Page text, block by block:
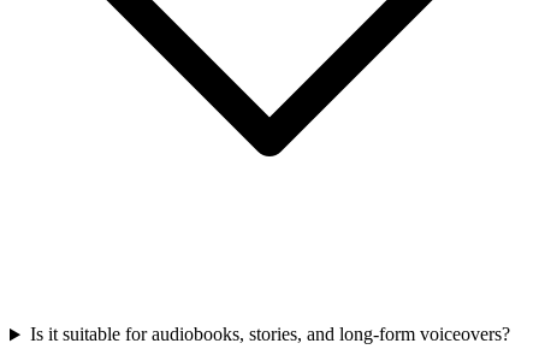
Is it suitable for audiobooks, stories, and long-form voiceovers?